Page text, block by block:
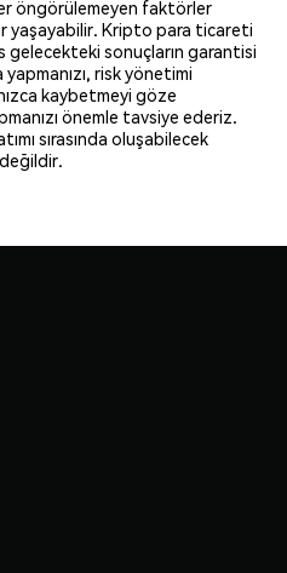
öngörülemeyen faktörler
yaşayabilir. Kripto para ticareti
gelecekteki sonuçların garantisi
risk yönetimi
kaybetmeyi göze
önemle tavsiye ederiz.
sırasında oluşabilecek